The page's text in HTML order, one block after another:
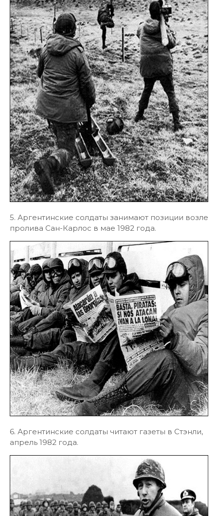
5. Аргентинские солдаты занимают позиции возле
пролива Сан-Карлос в мае 1982 года.
6. Аргентинские солдаты читают газеты в Стэнли,
апрель 1982 года.